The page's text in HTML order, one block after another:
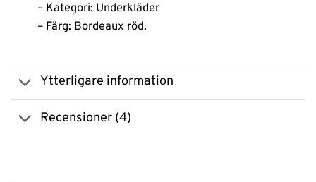
– Kategori: Underkläder
– Färg: Bordeaux röd.
Ytterligare information
Recensioner (4)